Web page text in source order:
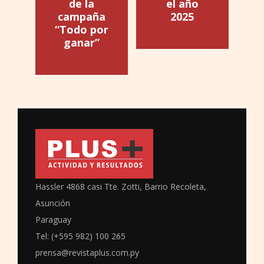
de la
campaña
“Todo por
ganar”
el año
2025
Hassler 4868 casi Tte. Zotti, Barrio Recoleta,
Asunción
Paraguay
Tel: (+595 982) 100 265
prensa@revistaplus.com.py